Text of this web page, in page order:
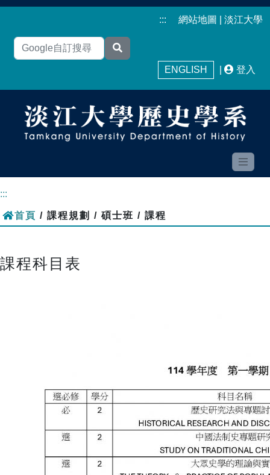
::: 網站地圖 淡江大學
ENGLISH 登入
:::
首頁 / 課程規劃 / 碩士班 / 課程
課程科目表